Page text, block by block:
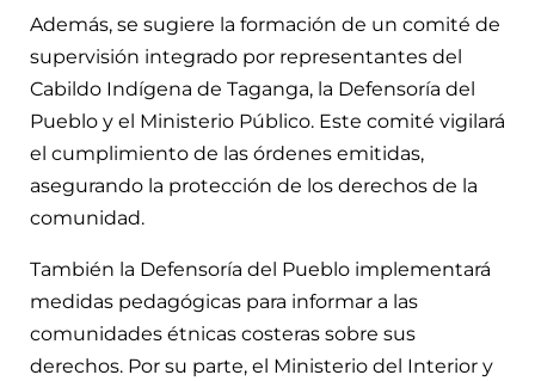
Además, se sugiere la formación de un comité de
supervisión integrado por representantes del
Cabildo Indígena de Taganga, la Defensoría del
Pueblo y el Ministerio Público. Este comité vigilará
el cumplimiento de las órdenes emitidas,
asegurando la protección de los derechos de la
comunidad.
También la Defensoría del Pueblo implementará
medidas pedagógicas para informar a las
comunidades étnicas costeras sobre sus
derechos. Por su parte, el Ministerio del Interior y